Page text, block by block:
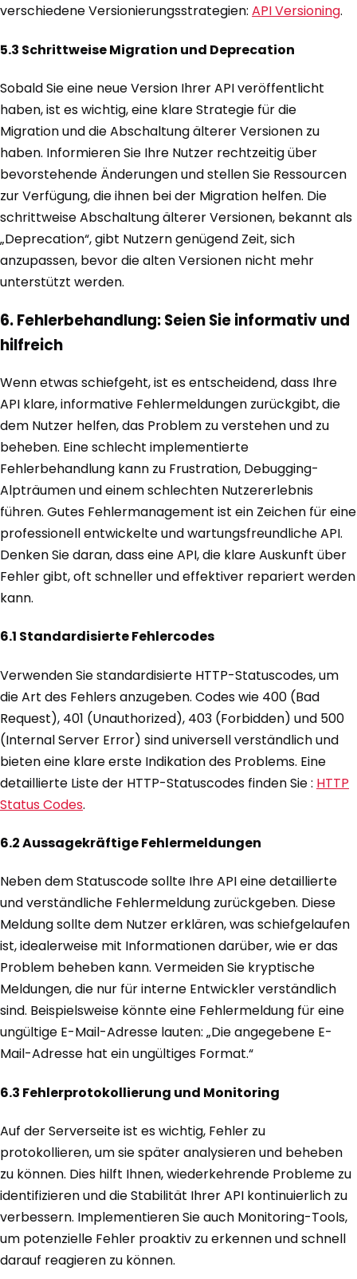
verschiedene Versionierungsstrategien: API Versioning.
5.3 Schrittweise Migration und Deprecation
Sobald Sie eine neue Version Ihrer API veröffentlicht
haben, ist es wichtig, eine klare Strategie für die
Migration und die Abschaltung älterer Versionen zu
haben. Informieren Sie Ihre Nutzer rechtzeitig über
bevorstehende Änderungen und stellen Sie Ressourcen
zur Verfügung, die ihnen bei der Migration helfen. Die
schrittweise Abschaltung älterer Versionen, bekannt als
„Deprecation“, gibt Nutzern genügend Zeit, sich
anzupassen, bevor die alten Versionen nicht mehr
unterstützt werden.
6. Fehlerbehandlung: Seien Sie informativ und
hilfreich
Wenn etwas schiefgeht, ist es entscheidend, dass Ihre
API klare, informative Fehlermeldungen zurückgibt, die
dem Nutzer helfen, das Problem zu verstehen und zu
beheben. Eine schlecht implementierte
Fehlerbehandlung kann zu Frustration, Debugging-
Alpträumen und einem schlechten Nutzererlebnis
führen. Gutes Fehlermanagement ist ein Zeichen für eine
professionell entwickelte und wartungsfreundliche API.
Denken Sie daran, dass eine API, die klare Auskunft über
Fehler gibt, oft schneller und effektiver repariert werden
kann.
6.1 Standardisierte Fehlercodes
Verwenden Sie standardisierte HTTP-Statuscodes, um
die Art des Fehlers anzugeben. Codes wie 400 (Bad
Request), 401 (Unauthorized), 403 (Forbidden) und 500
(Internal Server Error) sind universell verständlich und
bieten eine klare erste Indikation des Problems. Eine
detaillierte Liste der HTTP-Statuscodes finden Sie : HTTP
Status Codes.
6.2 Aussagekräftige Fehlermeldungen
Neben dem Statuscode sollte Ihre API eine detaillierte
und verständliche Fehlermeldung zurückgeben. Diese
Meldung sollte dem Nutzer erklären, was schiefgelaufen
ist, idealerweise mit Informationen darüber, wie er das
Problem beheben kann. Vermeiden Sie kryptische
Meldungen, die nur für interne Entwickler verständlich
sind. Beispielsweise könnte eine Fehlermeldung für eine
ungültige E-Mail-Adresse lauten: „Die angegebene E-
Mail-Adresse hat ein ungültiges Format.“
6.3 Fehlerprotokollierung und Monitoring
Auf der Serverseite ist es wichtig, Fehler zu
protokollieren, um sie später analysieren und beheben
zu können. Dies hilft Ihnen, wiederkehrende Probleme zu
identifizieren und die Stabilität Ihrer API kontinuierlich zu
verbessern. Implementieren Sie auch Monitoring-Tools,
um potenzielle Fehler proaktiv zu erkennen und schnell
darauf reagieren zu können.